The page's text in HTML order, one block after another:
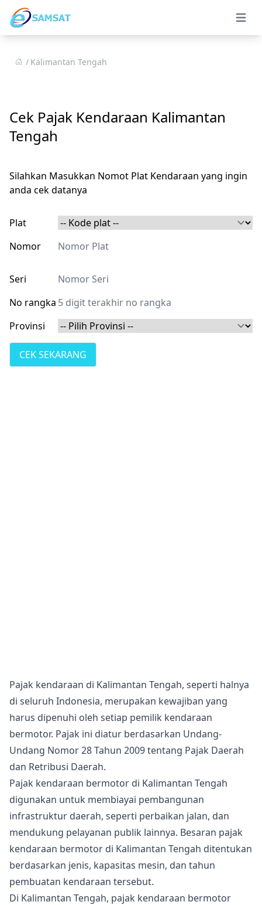
Open
Kalimantan Tengah
Cek Pajak Kendaraan Kalimantan
Tengah
Silahkan Masukkan Nomot Plat Kendaraan yang ingin
anda cek datanya
Plat
Nomor
Seri
No rangka
Provinsi
Pajak kendaraan di Kalimantan Tengah, seperti halnya
di seluruh Indonesia, merupakan kewajiban yang
harus dipenuhi oleh setiap pemilik kendaraan
bermotor. Pajak ini diatur berdasarkan Undang-
Undang Nomor 28 Tahun 2009 tentang Pajak Daerah
dan Retribusi Daerah.
Pajak kendaraan bermotor di Kalimantan Tengah
digunakan untuk membiayai pembangunan
infrastruktur daerah, seperti perbaikan jalan, dan
mendukung pelayanan publik lainnya. Besaran pajak
kendaraan bermotor di Kalimantan Tengah ditentukan
berdasarkan jenis, kapasitas mesin, dan tahun
pembuatan kendaraan tersebut.
Di Kalimantan Tengah, pajak kendaraan bermotor